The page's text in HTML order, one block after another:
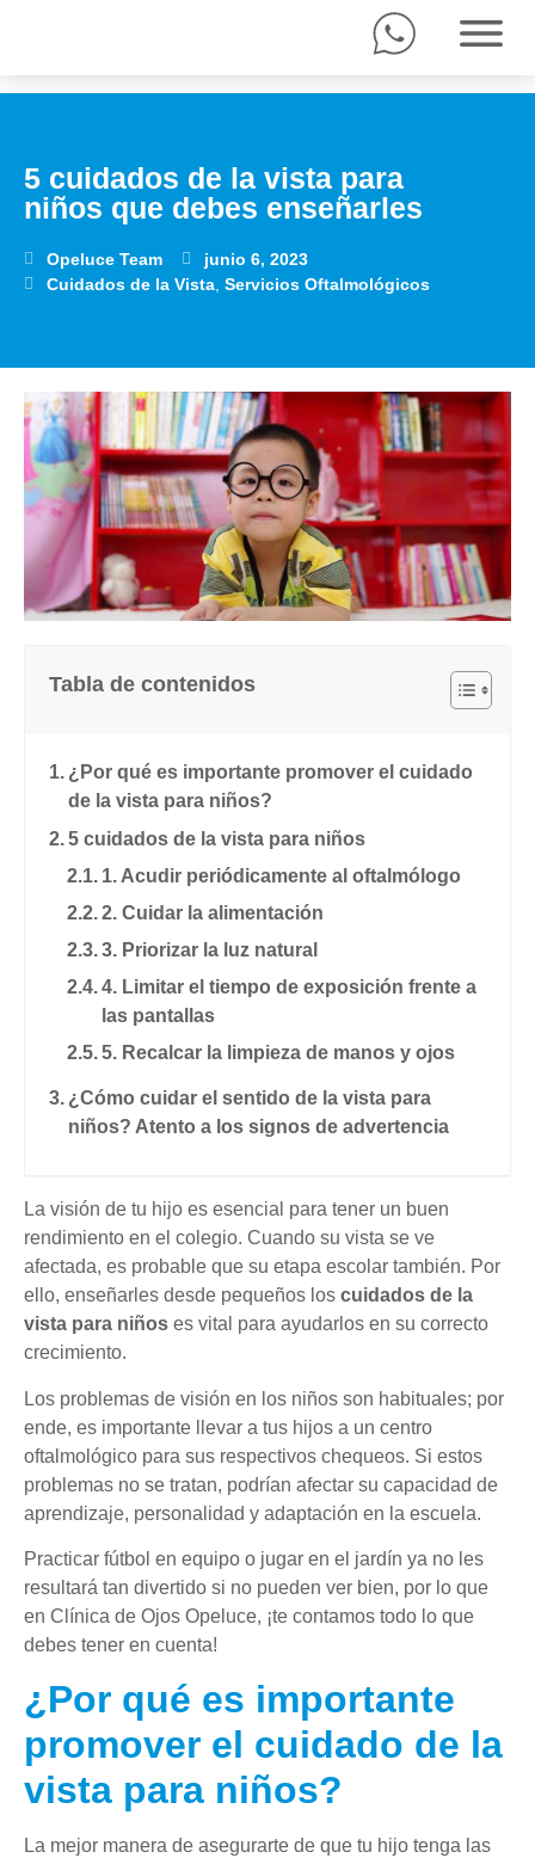
5 cuidados de la vista para
niños que debes enseñarles
Opeluce Team
junio 6, 2023
Cuidados de la Vista Servicios Oftalmológicos
Tabla de contenidos
¿Por qué es importante promover el cuidado
de la vista para niños?
5 cuidados de la vista para niños
1. Acudir periódicamente al oftalmólogo
2. Cuidar la alimentación
3. Priorizar la luz natural
4. Limitar el tiempo de exposición frente a
las pantallas
5. Recalcar la limpieza de manos y ojos
¿Cómo cuidar el sentido de la vista para
niños? Atento a los signos de advertencia
La visión de tu hijo es esencial para tener un buen
rendimiento en el colegio. Cuando su vista se ve
afectada, es probable que su etapa escolar también. Por
ello, enseñarles desde pequeños los cuidados de la
vista para niños es vital para ayudarlos en su correcto
crecimiento.
Los problemas de visión en los niños son habituales; por
ende, es importante llevar a tus hijos a un centro
oftalmológico para sus respectivos chequeos. Si estos
problemas no se tratan, podrían afectar su capacidad de
aprendizaje, personalidad y adaptación en la escuela.
Practicar fútbol en equipo o jugar en el jardín ya no les
resultará tan divertido si no pueden ver bien, por lo que
en Clínica de Ojos Opeluce, ¡te contamos todo lo que
debes tener en cuenta!
¿Por qué es importante
promover el cuidado de la
vista para niños?
La mejor manera de asegurarte de que tu hijo tenga las